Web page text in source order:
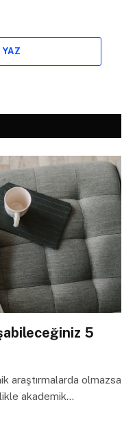
YAZ
5
araştırmalarda olmazsa
akademik…